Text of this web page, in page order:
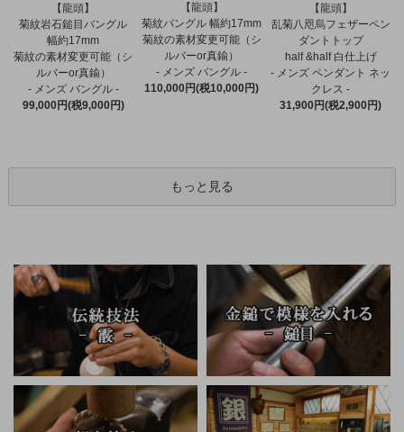
【龍頭】
菊紋岩石鎚目バングル
幅約17mm
菊紋の素材変更可能（シ
ルバーor真鍮）
- メンズ バングル -
99,000円(税9,000円)
【龍頭】
菊紋バングル 幅約17mm
菊紋の素材変更可能（シ
ルバーor真鍮）
- メンズ バングル -
110,000円(税10,000円)
【龍頭】
乱菊八咫烏フェザーペン
ダントトップ
half &half 白仕上げ
- メンズ ペンダント ネッ
クレス -
31,900円(税2,900円)
もっと見る